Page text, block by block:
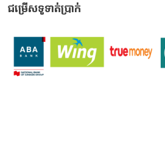
ជម្រើសទូទាត់ប្រាក់